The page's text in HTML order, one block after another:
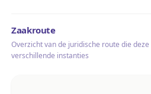
Zaakroute
Overzicht van de juridische route die
verschillende instanties